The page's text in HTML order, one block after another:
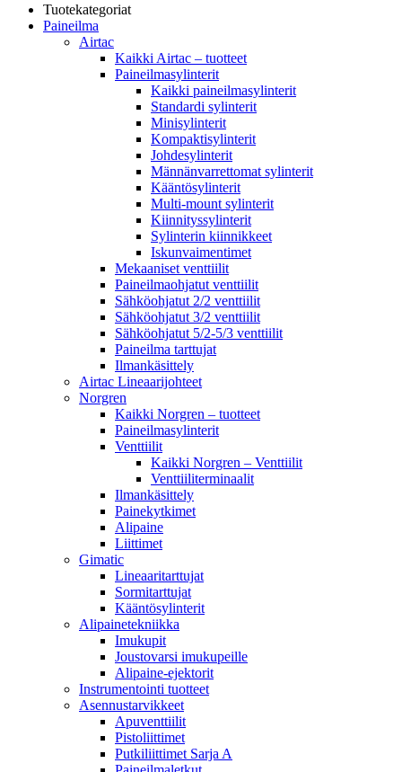
Tuotekategoriat
Paineilma
Airtac
Kaikki Airtac – tuotteet
Paineilmasylinterit
Kaikki paineilmasylinterit
Standardi sylinterit
Minisylinterit
Kompaktisylinterit
Johdesylinterit
Männänvarrettomat sylinterit
Kääntösylinterit
Multi-mount sylinterit
Kiinnityssylinterit
Sylinterin kiinnikkeet
Iskunvaimentimet
Mekaaniset venttiilit
Paineilmaohjatut venttiilit
Sähköohjatut 2/2 venttiilit
Sähköohjatut 3/2 venttiilit
Sähköohjatut 5/2-5/3 venttiilit
Paineilma tarttujat
Ilmankäsittely
Airtac Lineaarijohteet
Norgren
Kaikki Norgren – tuotteet
Paineilmasylinterit
Venttiilit
Kaikki Norgren – Venttiilit
Venttiiliterminaalit
Ilmankäsittely
Painekytkimet
Alipaine
Liittimet
Gimatic
Lineaaritarttujat
Sormitarttujat
Kääntösylinterit
Alipainetekniikka
Imukupit
Joustovarsi imukupeille
Alipaine-ejektorit
Instrumentointi tuotteet
Asennustarvikkeet
Apuventtiilit
Pistoliittimet
Putkiliittimet Sarja A